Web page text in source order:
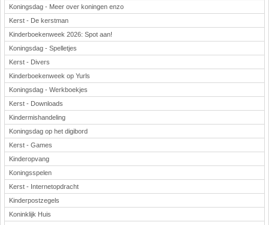
Koningsdag - Meer over koningen enzo
Kerst - De kerstman
Kinderboekenweek 2026: Spot aan!
Koningsdag - Spelletjes
Kerst - Divers
Kinderboekenweek op Yurls
Koningsdag - Werkboekjes
Kerst - Downloads
Kindermishandeling
Koningsdag op het digibord
Kerst - Games
Kinderopvang
Koningsspelen
Kerst - Internetopdracht
Kinderpostzegels
Koninklijk Huis